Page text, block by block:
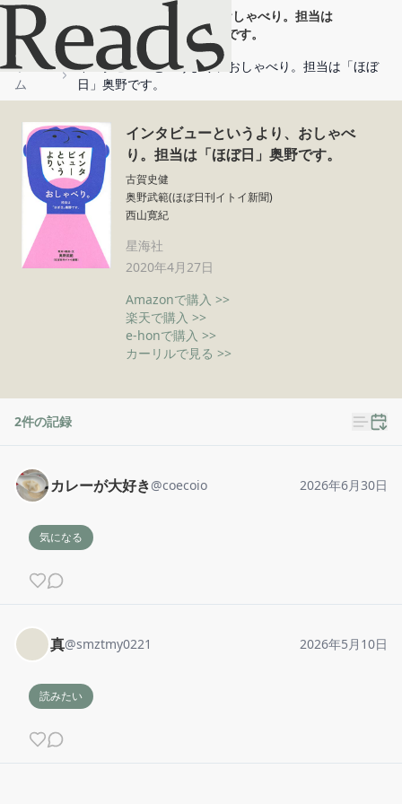
インタビューというより、おしゃべり。担当は
「ほぼ日」奥野です。
ホー
ム
インタビューというより、おしゃべり。担当は「ほぼ
日」奥野です。
インタビューというより、おしゃべ
り。担当は「ほぼ日」奥野です。
古賀史健
奥野武範(ほぼ日刊イトイ新聞)
西山寛紀
星海社
2020年4月27日
Amazonで購入 >>
楽天で購入 >>
e-honで購入 >>
カーリルで見る >>
2件の記録
カレーが大好き@coecoio 2026年6月30日
気になる
真@smztmy0221 2026年5月10日
読みたい